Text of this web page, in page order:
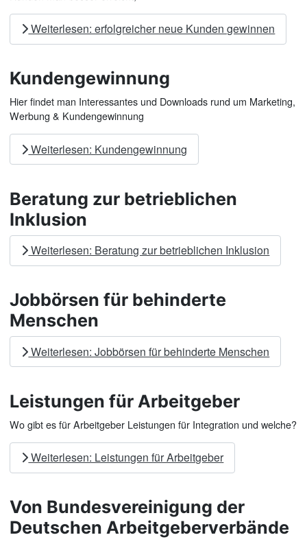
Weiterlesen: erfolgreicher neue Kunden gewinnen
Kundengewinnung
Hier findet man Interessantes und Downloads rund um Marketing,
Werbung & Kundengewinnung
Weiterlesen: Kundengewinnung
Beratung zur betrieblichen
Inklusion
Weiterlesen: Beratung zur betrieblichen Inklusion
Jobbörsen für behinderte
Menschen
Weiterlesen: Jobbörsen für behinderte Menschen
Leistungen für Arbeitgeber
Wo gibt es für Arbeitgeber Leistungen für Integration und welche?
Weiterlesen: Leistungen für Arbeitgeber
Von Bundesvereinigung der
Deutschen Arbeitgeberverbände